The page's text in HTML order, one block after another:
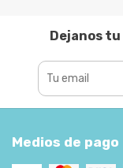
Dejanos
Medios de pago